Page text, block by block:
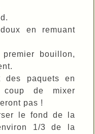
en remuant
bouillon,
paquets en
coup de mixer
pas !
le fond de la
1/3 de la